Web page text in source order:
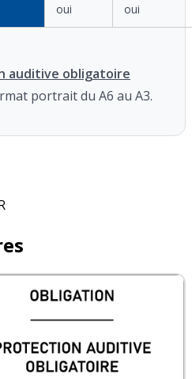
oui oui
auditive obligatoire
portrait du A6 au A3.